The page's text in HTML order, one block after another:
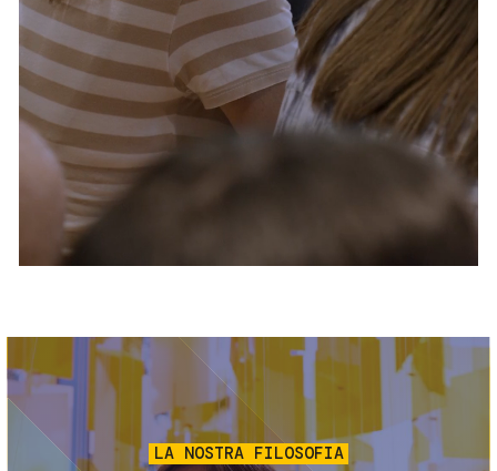
Servizi e accessibilità
Contatti
FAQ
Biglietti
Immagine
LA NOSTRA FILOSOFIA